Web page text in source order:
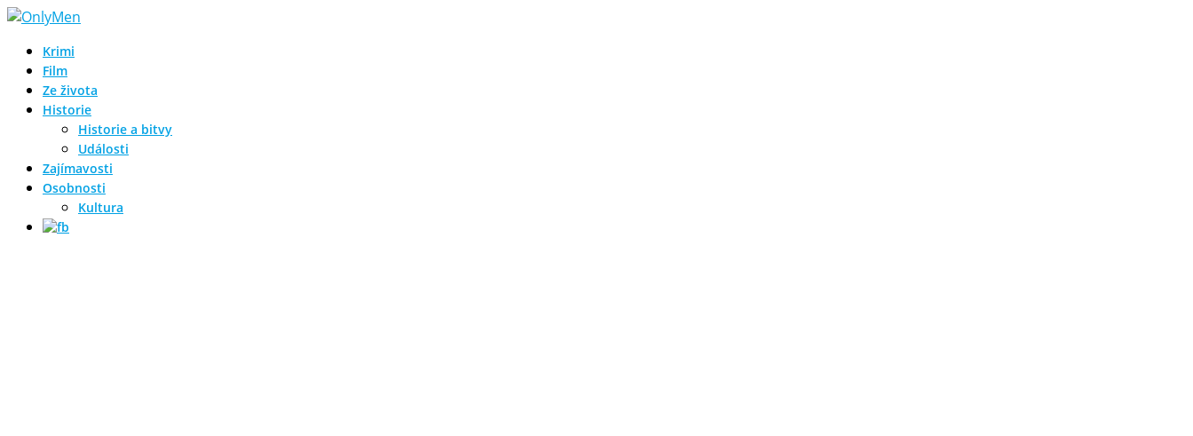
Krimi
Film
Ze života
Historie
Historie a bitvy
Události
Zajímavosti
Osobnosti
Kultura